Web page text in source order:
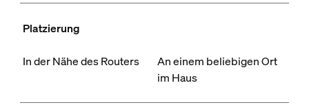
Platzierung
In der Nähe des Routers
An einem beliebigen Ort
im Haus